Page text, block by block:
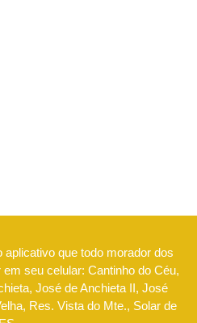
que todo morador dos
seu celular: Cantinho do Céu,
José de Anchieta II, José
Res. Vista do Mte., Solar de